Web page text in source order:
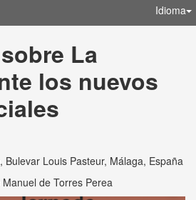
Idioma
La
los nuevos
Bulevar Louis Pasteur, Málaga, España
Manuel de Torres Perea